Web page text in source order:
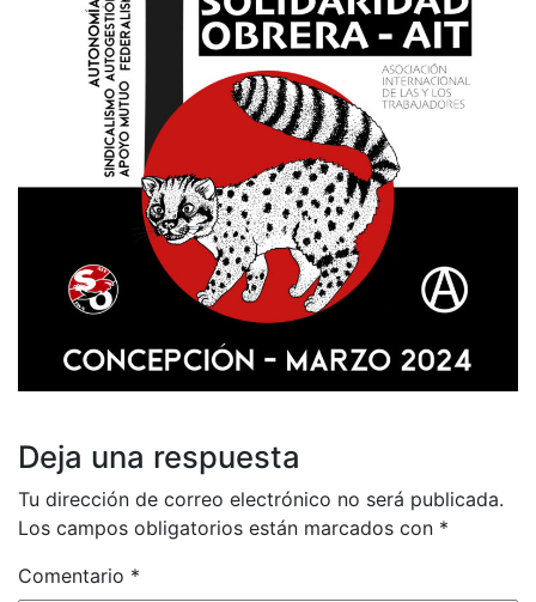
Deja una respuesta
Tu dirección de correo electrónico no será publicada.
Los campos obligatorios están marcados con *
Comentario *